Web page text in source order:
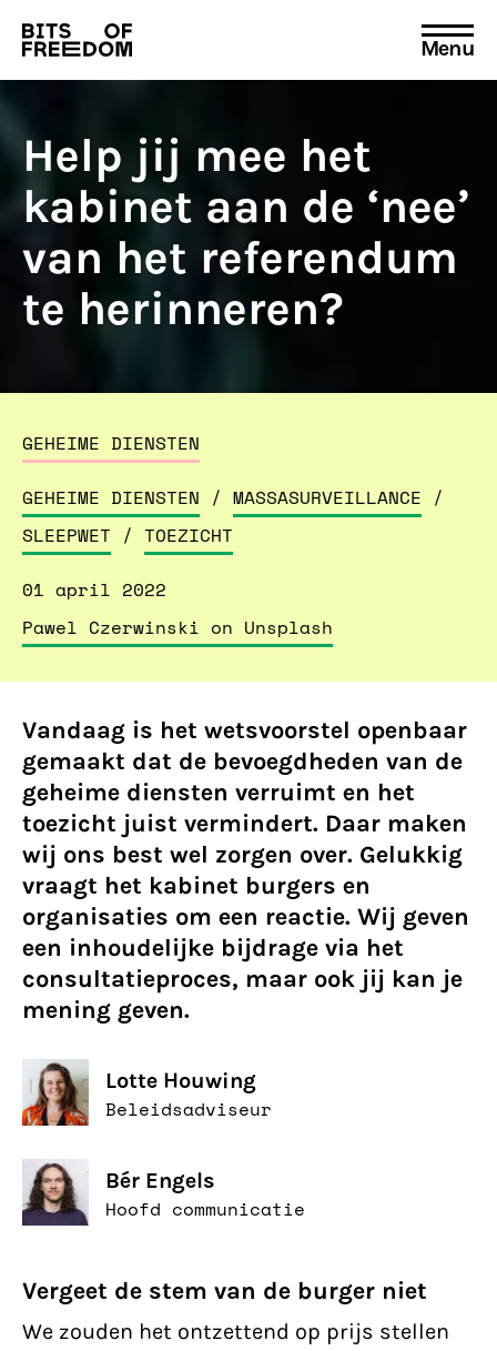
Search
for:
Menu
Help jij mee het
kabinet aan de ‘nee’
van het referendum
te herinneren?
GEHEIME DIENSTEN
GEHEIME DIENSTEN / MASSASURVEILLANCE /
SLEEPWET / TOEZICHT
01 april 2022
Pawel Czerwinski on Unsplash
Vandaag is het wetsvoorstel openbaar
gemaakt dat de bevoegdheden van de
geheime diensten verruimt en het
toezicht juist vermindert. Daar maken
wij ons best wel zorgen over. Gelukkig
vraagt het kabinet burgers en
organisaties om een reactie. Wij geven
een inhoudelijke bijdrage via het
consultatieproces, maar ook jij kan je
mening geven.
Lotte Houwing
Beleidsadviseur
Bér Engels
Hoofd communicatie
Vergeet de stem van de burger niet
We zouden het ontzettend op prijs stellen